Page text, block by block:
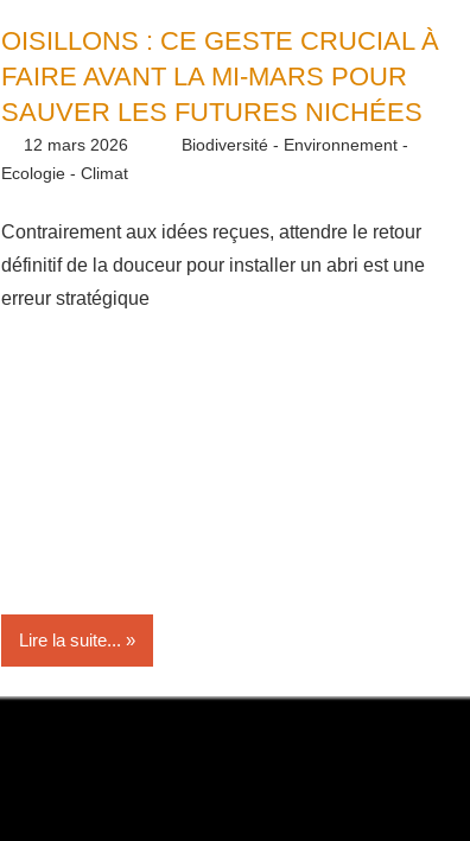
OISILLONS : CE GESTE CRUCIAL À
FAIRE AVANT LA MI-MARS POUR
SAUVER LES FUTURES NICHÉES
12 mars 2026 Daniel
Biodiversité - Environnement -
Ecologie - Climat
Contrairement aux idées reçues, attendre le retour
définitif de la douceur pour installer un abri est une
erreur stratégique
Lire la suite...